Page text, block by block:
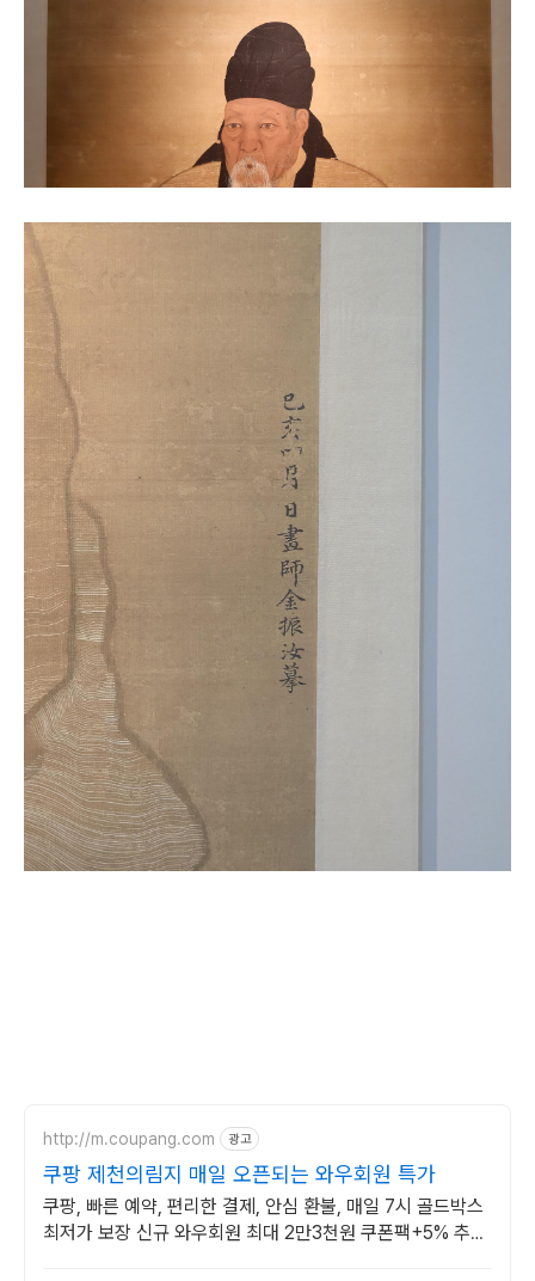
http://m.coupang.com 광고
쿠팡 제천의림지 매일 오픈되는 와우회원 특가
쿠팡, 빠른 예약, 편리한 결제, 안심 환불, 매일 7시 골드박스
최저가 보장 신규 와우회원 최대 2만3천원 쿠폰팩+5% 추가